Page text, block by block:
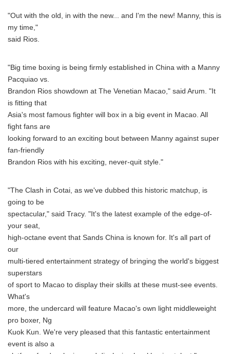
"Out with the old, in with the new... and I'm the new! Manny, this is
my time,"
said Rios.
"Big time boxing is being firmly established in China with a Manny
Pacquiao vs.
Brandon Rios showdown at The Venetian Macao," said Arum. "It
is fitting that
Asia's most famous fighter will box in a big event in Macao. All
fight fans are
looking forward to an exciting bout between Manny against super
fan-friendly
Brandon Rios with his exciting, never-quit style."
"The Clash in Cotai, as we've dubbed this historic matchup, is
going to be
spectacular," said Tracy. "It's the latest example of the edge-of-
your seat,
high-octane event that Sands China is known for. It's all part of
our
multi-tiered entertainment strategy of bringing the world's biggest
superstars
of sport to Macao to display their skills at these must-see events.
What's
more, the undercard will feature Macao's own light middleweight
pro boxer, Ng
Kuok Kun. We're very pleased that this fantastic entertainment
event is also a